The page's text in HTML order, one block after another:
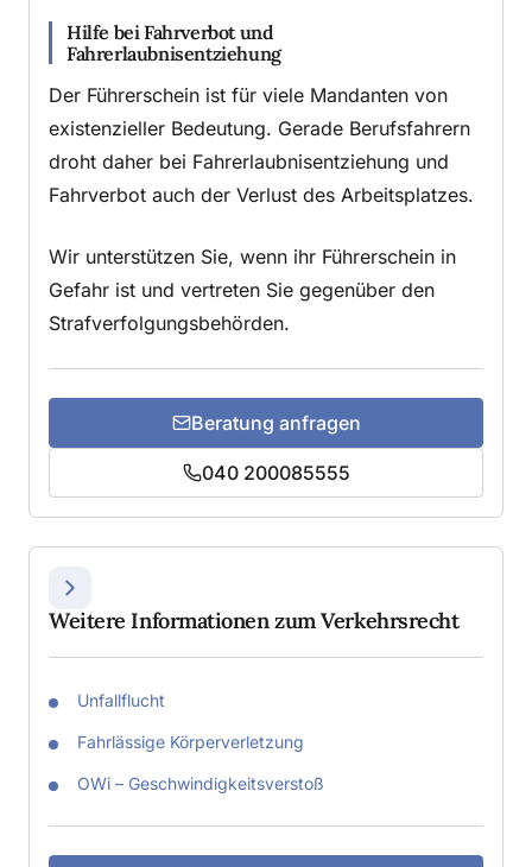
Hilfe bei Fahrverbot und
Fahrerlaubnisentziehung
Der Führerschein ist für viele Mandanten von
existenzieller Bedeutung. Gerade Berufsfahrern
droht daher bei Fahrerlaubnisentziehung und
Fahrverbot auch der Verlust des Arbeitsplatzes.
Wir unterstützen Sie, wenn ihr Führerschein in
Gefahr ist und vertreten Sie gegenüber den
Strafverfolgungsbehörden.
Beratung anfragen
040 200085555
Weitere Informationen zum Verkehrsrecht
Unfallflucht
Fahrlässige Körperverletzung
OWi – Geschwindigkeitsverstoß